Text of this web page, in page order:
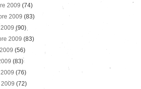
2009 (74)
2009 (83)
(90)
2009 (83)
(56)
(83)
(76)
(72)